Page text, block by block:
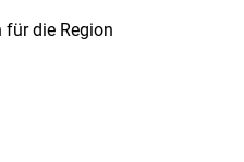
für die Region